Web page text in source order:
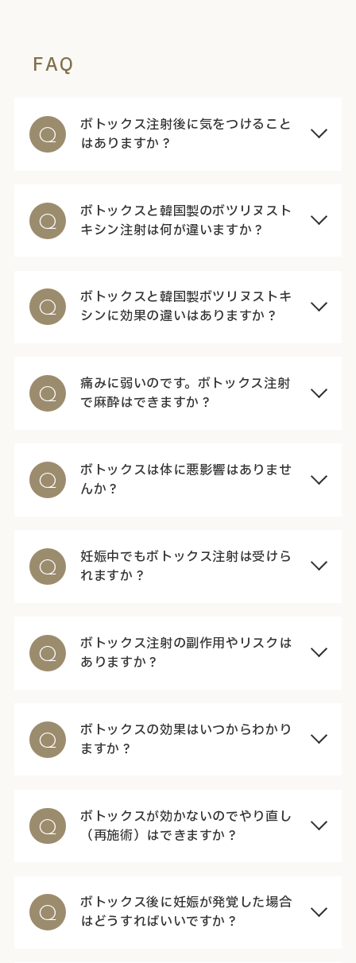
FAQ
Q
ボトックス注射後に気をつけること
はありますか？
Q
ボトックスと韓国製のボツリヌスト
キシン注射は何が違いますか？
Q
ボトックスと韓国製ボツリヌストキ
シンに効果の違いはありますか？
Q
痛みに弱いのです。ボトックス注射
で麻酔はできますか？
Q
ボトックスは体に悪影響はありませ
んか？
Q
妊娠中でもボトックス注射は受けら
れますか？
Q
ボトックス注射の副作用やリスクは
ありますか？
Q
ボトックスの効果はいつからわかり
ますか？
Q
ボトックスが効かないのでやり直し
（再施術）はできますか？
Q
ボトックス後に妊娠が発覚した場合
はどうすればいいですか？